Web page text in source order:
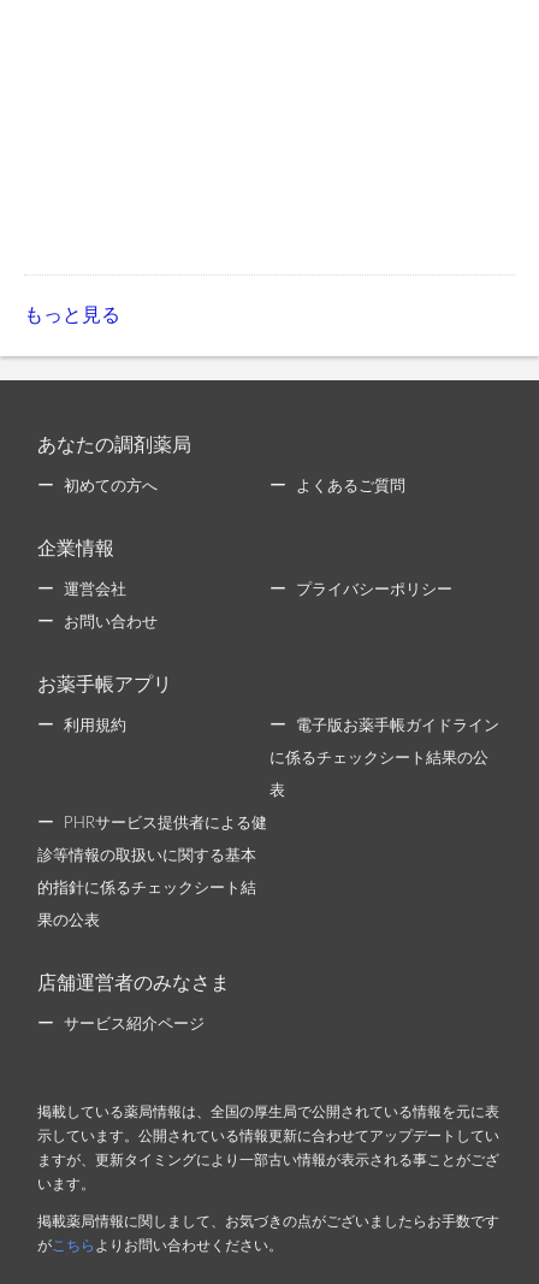
もっと見る
あなたの調剤薬局
初めての方へ よくあるご質問
企業情報
運営会社 プライバシーポリシー
お問い合わせ
お薬手帳アプリ
利用規約 電子版お薬手帳ガイドライン
に係るチェックシート結果の公
表
PHRサービス提供者による健
診等情報の取扱いに関する基本
的指針に係るチェックシート結
果の公表
店舗運営者のみなさま
サービス紹介ページ
掲載している薬局情報は、全国の厚生局で公開されている情報を元に表
示しています。公開されている情報更新に合わせてアップデートしてい
ますが、更新タイミングにより一部古い情報が表示される事ことがござ
います。
掲載薬局情報に関しまして、お気づきの点がございましたらお手数です
が こちら よりお問い合わせください。